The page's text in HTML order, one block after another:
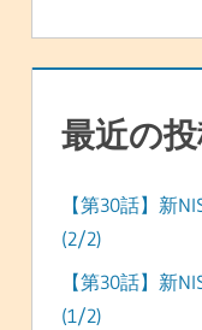
最近の
【第30話】新
(2/2)
【第30話】新
(1/2)